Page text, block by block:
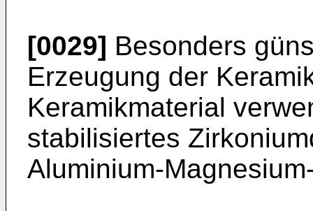
[0029] Besonders
Erzeugung der
Keramikmaterial
stabilisiertes
Aluminium-